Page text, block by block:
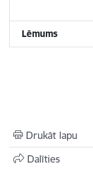
Lēmums
Drukāt lapu
Dalīties